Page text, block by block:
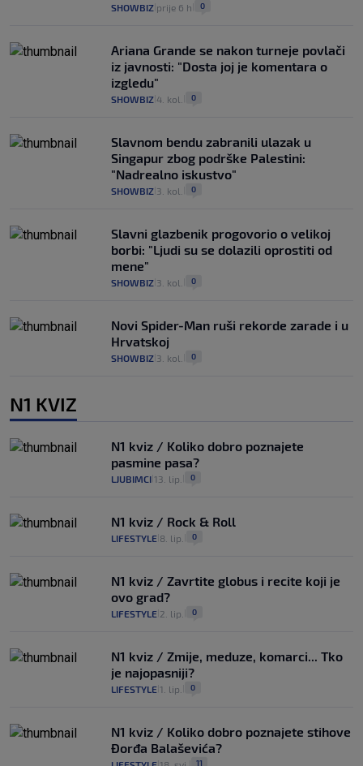
SHOWBIZ prije 6 h 0
Ariana Grande se nakon turneje povlači
iz javnosti: "Dosta joj je komentara o
izgledu"
SHOWBIZ 4. kol. 0
Slavnom bendu zabranili ulazak u
Singapur zbog podrške Palestini:
"Nadrealno iskustvo"
SHOWBIZ 3. kol. 0
Slavni glazbenik progovorio o velikoj
borbi: "Ljudi su se dolazili oprostiti od
mene"
SHOWBIZ 3. kol. 0
Novi Spider-Man ruši rekorde zarade i u
Hrvatskoj
SHOWBIZ 3. kol. 0
N1 KVIZ
N1 kviz / Koliko dobro poznajete
pasmine pasa?
LJUBIMCI 13. lip. 0
N1 kviz / Rock & Roll
LIFESTYLE 8. lip. 0
N1 kviz / Zavrtite globus i recite koji je
ovo grad?
LIFESTYLE 2. lip. 0
N1 kviz / Zmije, meduze, komarci... Tko
je najopasniji?
LIFESTYLE 1. lip. 0
N1 kviz / Koliko dobro poznajete stihove
Đorđa Balaševića?
11